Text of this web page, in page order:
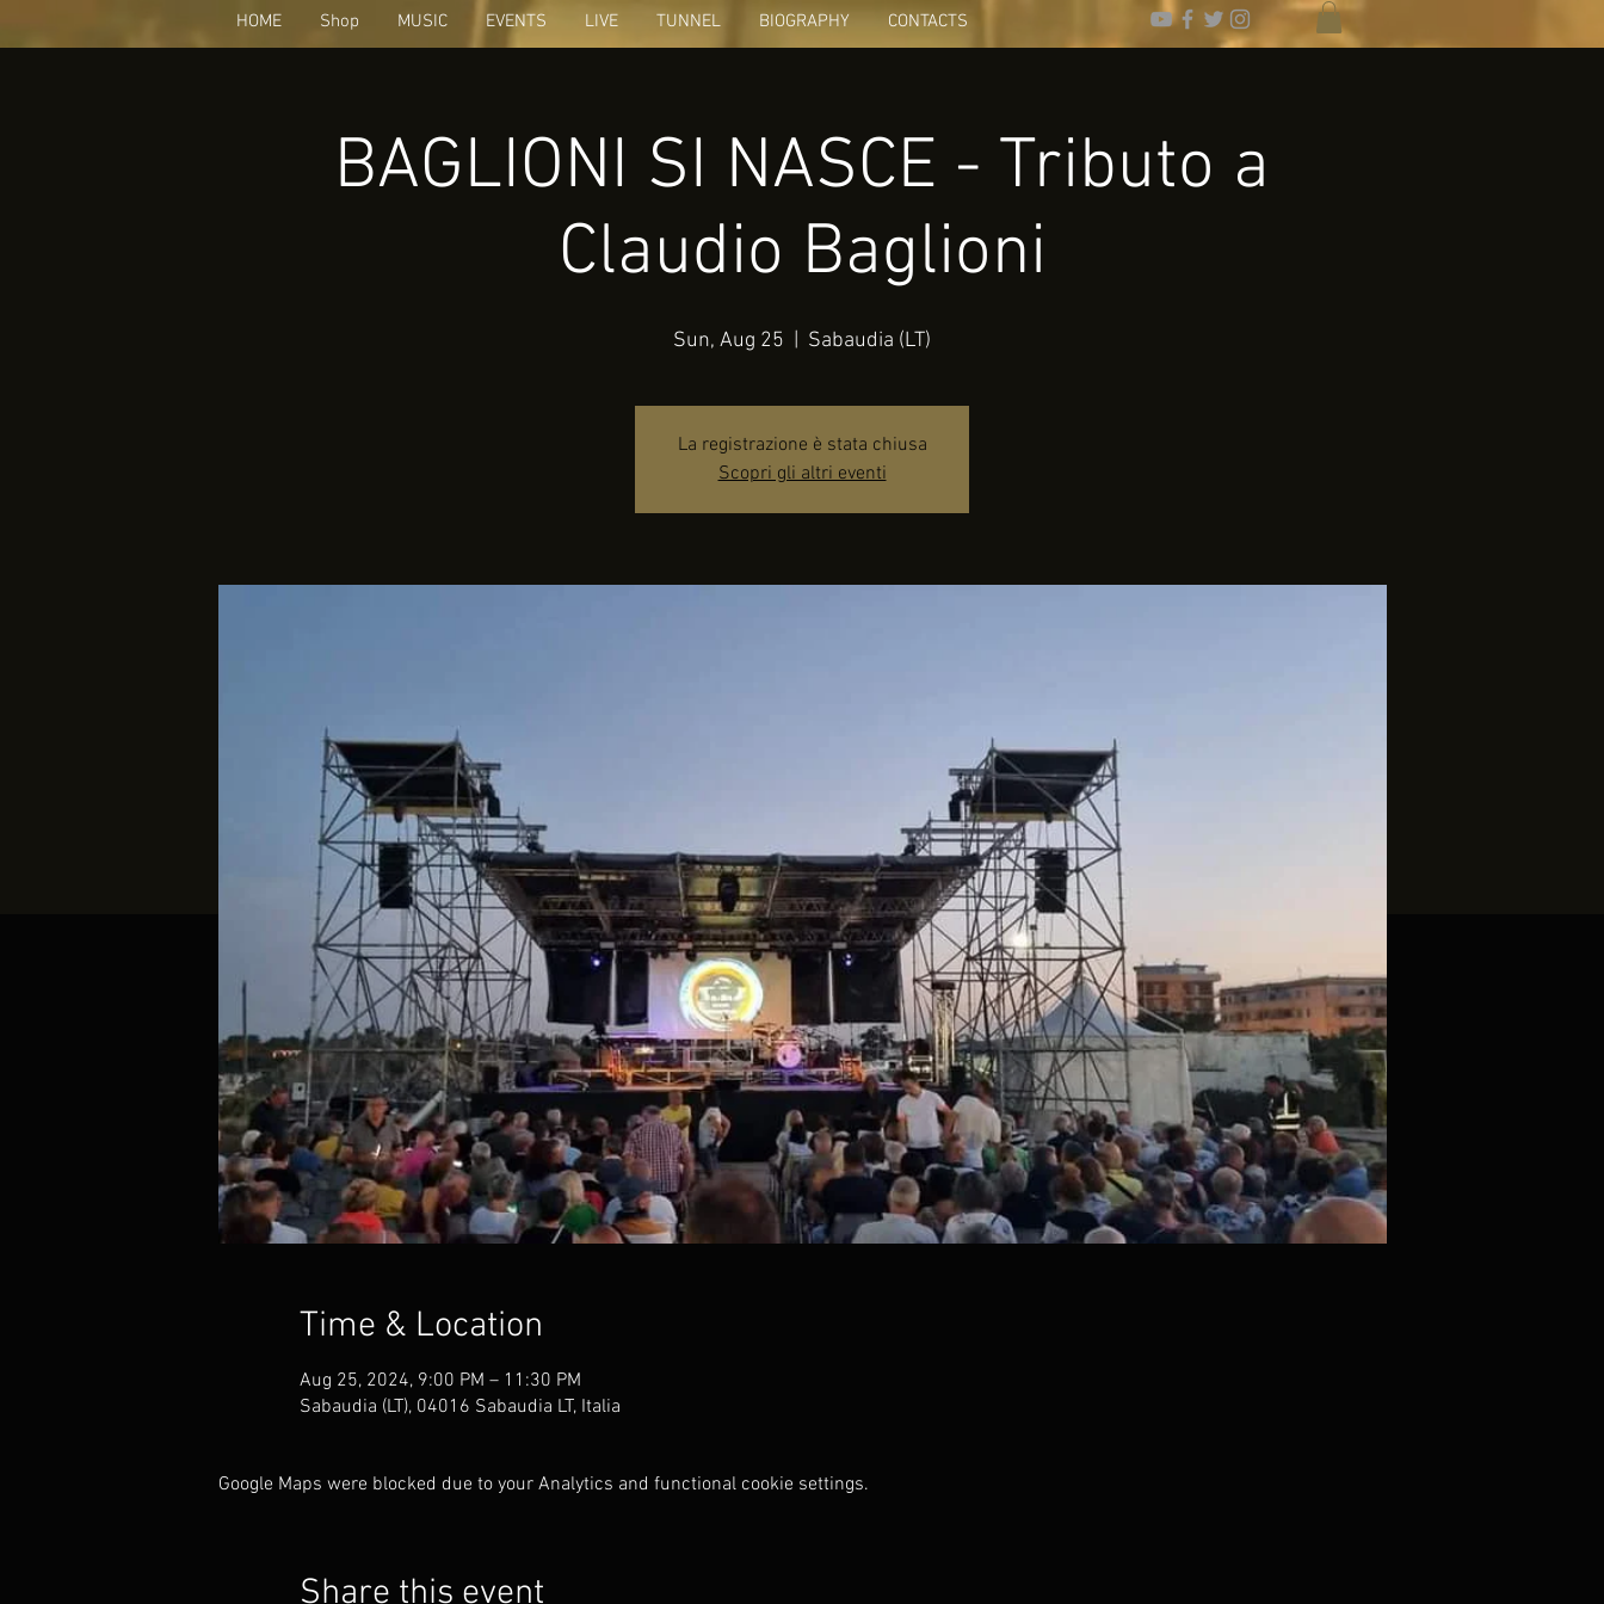
HOME Shop MUSIC EVENTS LIVE TUNNEL BIOGRAPHY CONTACTS
BAGLIONI SI NASCE - Tributo a
Claudio Baglioni
Sun, Aug 25
  |
Sabaudia (LT)
La registrazione è stata chiusa
Scopri gli altri eventi
Time & Location
Aug 25, 2024, 9:00 PM – 11:30 PM
Sabaudia (LT), 04016 Sabaudia LT, Italia
Google Maps were blocked due to your Analytics and functional cookie settings.
Share this event